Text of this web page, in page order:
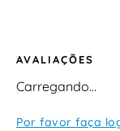
AVALIAÇÕES
Carregando…
Por favor faça